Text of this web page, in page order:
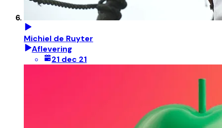
Michiel de Ruyter
Aflevering
21 dec 21